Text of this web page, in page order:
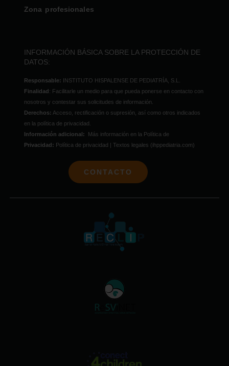
Zona profesionales
INFORMACIÓN BÁSICA SOBRE LA PROTECCIÓN DE
DATOS:
Responsable: INSTITUTO HISPALENSE DE PEDIATRÍA, S.L.
Finalidad: Facilitarle un medio para que pueda ponerse en contacto con
nosotros y contestar sus solicitudes de información.
Derechos: Acceso, rectificación o supresión, así como otros indicados
en la política de privacidad.
Información adicional: Más información en la Política de
Privacidad: Política de privacidad | Textos legales (ihppediatria.com)
CONTACTO